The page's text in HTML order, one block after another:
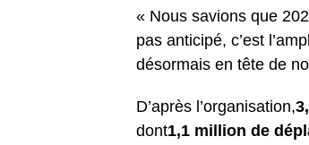
« Nous savions que
pas anticipé, c’est
désormais en tête de
D’après l’organisation,
dont1,1 million de